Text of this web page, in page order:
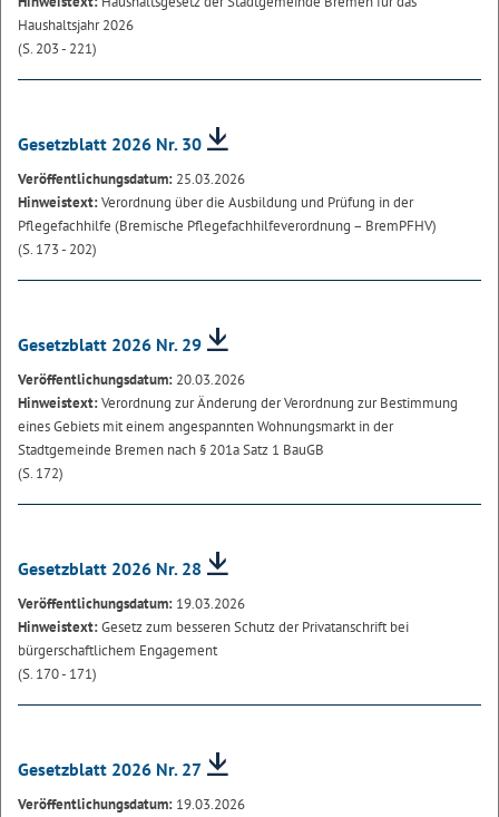
Haushaltsjahr 2026
(S. 203 - 221)
Gesetzblatt 2026 Nr. 30
Veröffentlichungsdatum: 25.03.2026
Hinweistext:Verordnung über die Ausbildung und Prüfung in der
Pflegefachhilfe (Bremische Pflegefachhilfeverordnung – BremPFHV)
(S. 173 - 202)
Gesetzblatt 2026 Nr. 29
Veröffentlichungsdatum: 20.03.2026
Hinweistext:Verordnung zur Änderung der Verordnung zur Bestimmung
eines Gebiets mit einem angespannten Wohnungsmarkt in der
Stadtgemeinde Bremen nach § 201a Satz 1 BauGB
(S. 172)
Gesetzblatt 2026 Nr. 28
Veröffentlichungsdatum: 19.03.2026
Hinweistext:Gesetz zum besseren Schutz der Privatanschrift bei
bürgerschaftlichem Engagement
(S. 170 - 171)
Gesetzblatt 2026 Nr. 27
Veröffentlichungsdatum: 19.03.2026